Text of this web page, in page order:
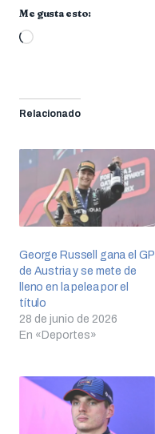
Me gusta esto:
Cargando...
Relacionado
George Russell gana el GP
de Austria y se mete de
lleno en la pelea por el
título
28 de junio de 2026
En «Deportes»